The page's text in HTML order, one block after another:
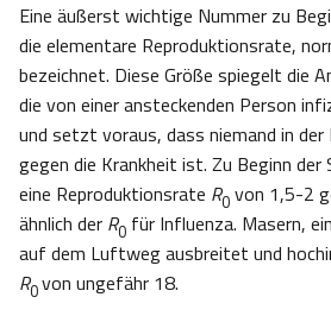
Eine äußerst wichtige Nummer zu
die elementare Reproduktionsrate,
bezeichnet. Diese Größe spiegelt die
die von einer ansteckenden Person
und setzt voraus, dass niemand in der
gegen die Krankheit ist. Zu Beginn der
eine Reproduktionsrate R0 von 1,5-2
ähnlich der R0 für Influenza. Masern,
auf dem Luftweg ausbreitet und
R0von ungefähr 18.